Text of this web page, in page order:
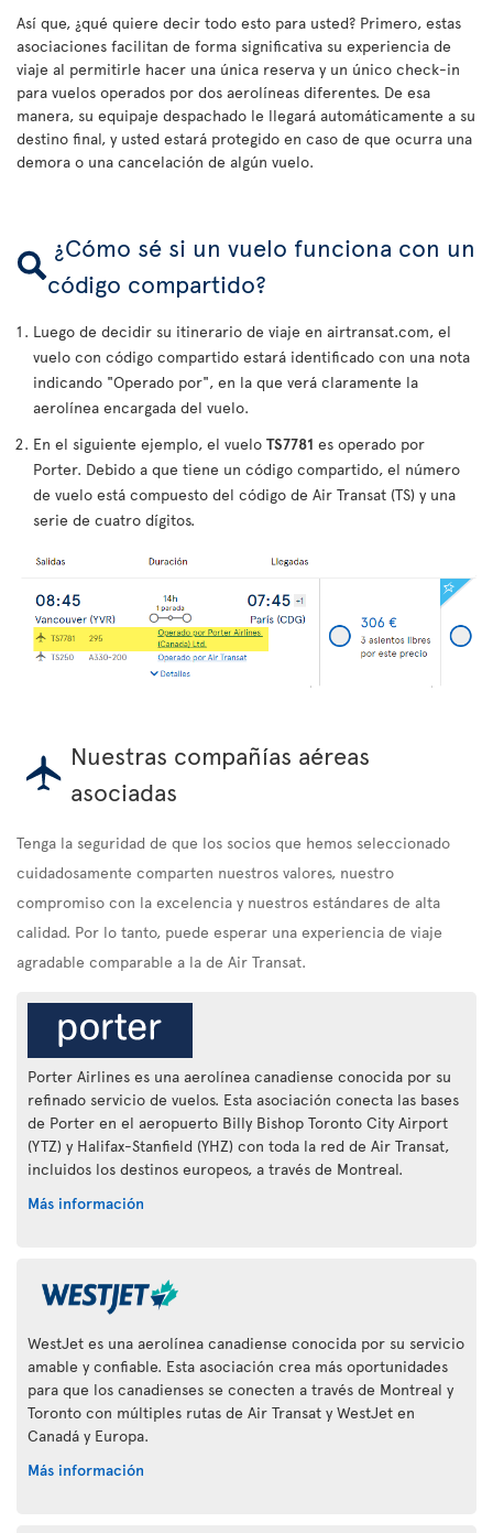
Así que, ¿qué quiere decir todo esto para usted? Primero, estas
asociaciones facilitan de forma significativa su experiencia de
viaje al permitirle hacer una única reserva y un único check-in
para vuelos operados por dos aerolíneas diferentes. De esa
manera, su equipaje despachado le llegará automáticamente a su
destino final, y usted estará protegido en caso de que ocurra una
demora o una cancelación de algún vuelo.
¿Cómo sé si un vuelo funciona con un
código compartido?
Luego de decidir su itinerario de viaje en airtransat.com, el
vuelo con código compartido estará identificado con una nota
indicando "Operado por", en la que verá claramente la
aerolínea encargada del vuelo.
En el siguiente ejemplo, el vuelo TS7781 es operado por
Porter. Debido a que tiene un código compartido, el número
de vuelo está compuesto del código de Air Transat (TS) y una
serie de cuatro dígitos.
Nuestras compañías aéreas
asociadas
Tenga la seguridad de que los socios que hemos seleccionado
cuidadosamente comparten nuestros valores, nuestro
compromiso con la excelencia y nuestros estándares de alta
calidad. Por lo tanto, puede esperar una experiencia de viaje
agradable comparable a la de Air Transat.
Porter Airlines es una aerolínea canadiense conocida por su
refinado servicio de vuelos. Esta asociación conecta las bases
de Porter en el aeropuerto Billy Bishop Toronto City Airport
(YTZ) y Halifax-Stanfield (YHZ) con toda la red de Air Transat,
incluidos los destinos europeos, a través de Montreal.
Más información
WestJet es una aerolínea canadiense conocida por su servicio
amable y confiable. Esta asociación crea más oportunidades
para que los canadienses se conecten a través de Montreal y
Toronto con múltiples rutas de Air Transat y WestJet en
Canadá y Europa.
Más información